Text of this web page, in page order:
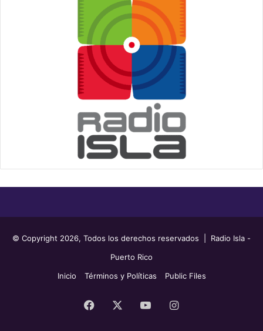
© Copyright 2026, Todos los derechos reservados | Radio Isla -
Puerto Rico
Inicio
Términos y Políticas Public Files
Facebook YouTubeInstagram